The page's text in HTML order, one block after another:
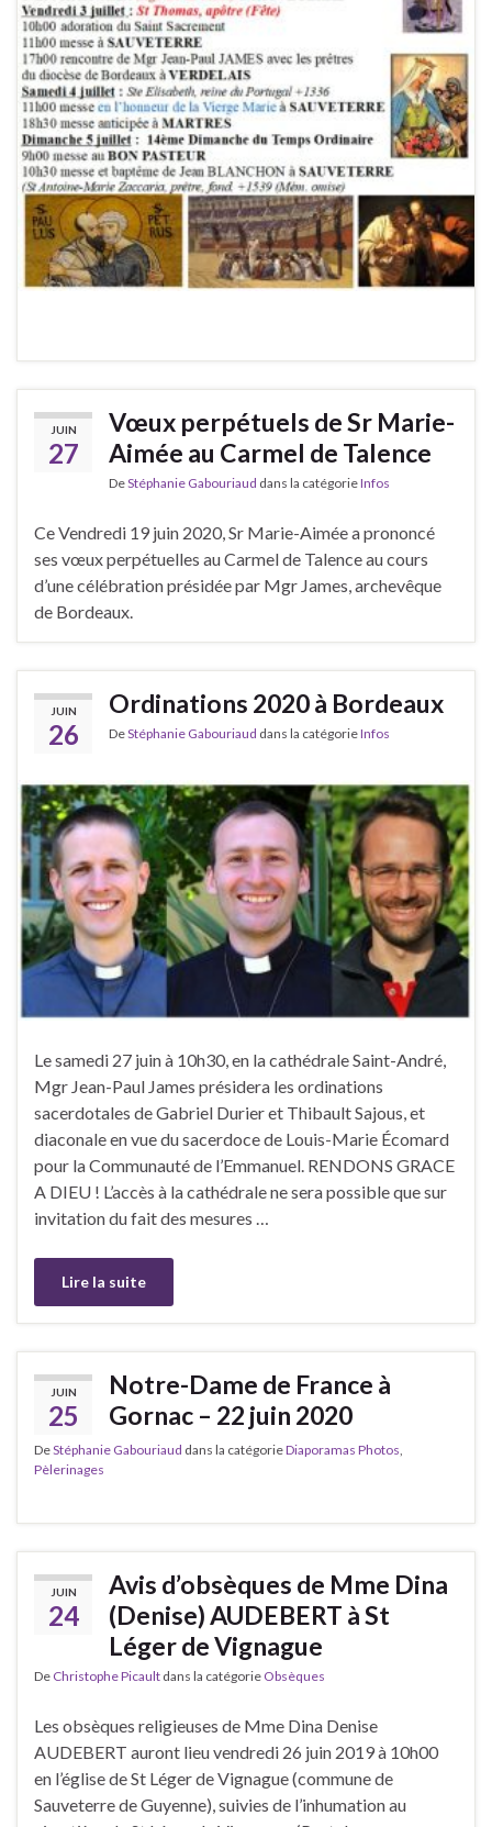
JUIN
27
Vœux perpétuels de Sr Marie-
Aimée au Carmel de Talence
DeStéphanie Gabouriaud dans la catégorieInfos
Ce Vendredi 19 juin 2020, Sr Marie-Aimée a prononcé
ses vœux perpétuelles au Carmel de Talence au cours
d’une célébration présidée par Mgr James, archevêque
de Bordeaux.
JUIN
26
Ordinations 2020 à Bordeaux
DeStéphanie Gabouriaud dans la catégorieInfos
Le samedi 27 juin à 10h30, en la cathédrale Saint-André,
Mgr Jean-Paul James présidera les ordinations
sacerdotales de Gabriel Durier et Thibault Sajous, et
diaconale en vue du sacerdoce de Louis-Marie Écomard
pour la Communauté de l’Emmanuel. RENDONS GRACE
A DIEU ! L’accès à la cathédrale ne sera possible que sur
invitation du fait des mesures …
Lire la suite
JUIN
25
Notre-Dame de France à
Gornac – 22 juin 2020
DeStéphanie Gabouriaud dans la catégorieDiaporamas Photos
Pèlerinages
JUIN
24
Avis d’obsèques de Mme Dina
(Denise) AUDEBERT à St
Léger de Vignague
De Christophe Picault dans la catégorie Obsèques
Les obsèques religieuses de Mme Dina Denise
AUDEBERT auront lieu vendredi 26 juin 2019 à 10h00
en l’église de St Léger de Vignague (commune de
Sauveterre de Guyenne), suivies de l’inhumation au